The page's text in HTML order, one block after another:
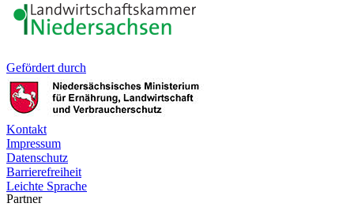
Gefördert durch
Kontakt
Impressum
Datenschutz
Barrierefreiheit
Leichte Sprache
Partner